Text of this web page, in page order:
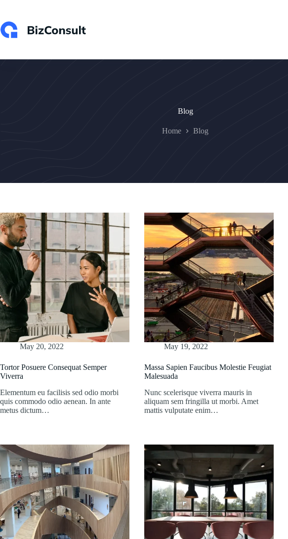
content
Blog
Home Blog
May 20, 2022
Tortor Posuere Consequat Semper
Viverra
Elementum eu facilisis sed odio morbi
quis commodo odio aenean. In ante
metus dictum…
May 19, 2022
Massa Sapien Faucibus Molestie Feugiat
Malesuada
Nunc scelerisque viverra mauris in
aliquam sem fringilla ut morbi. Amet
mattis vulputate enim…